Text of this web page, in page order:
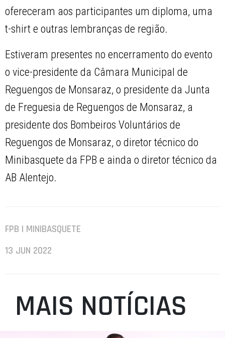
ofereceram aos participantes um diploma, uma
t-shirt e outras lembranças de região.
Estiveram presentes no encerramento do evento
o vice-presidente da Câmara Municipal de
Reguengos de Monsaraz, o presidente da Junta
de Freguesia de Reguengos de Monsaraz, a
presidente dos Bombeiros Voluntários de
Reguengos de Monsaraz, o diretor técnico do
Minibasquete da FPB e ainda o diretor técnico da
AB Alentejo.
FPB | MINIBASQUETE
13 JUN 2022
MAIS NOTÍCIAS